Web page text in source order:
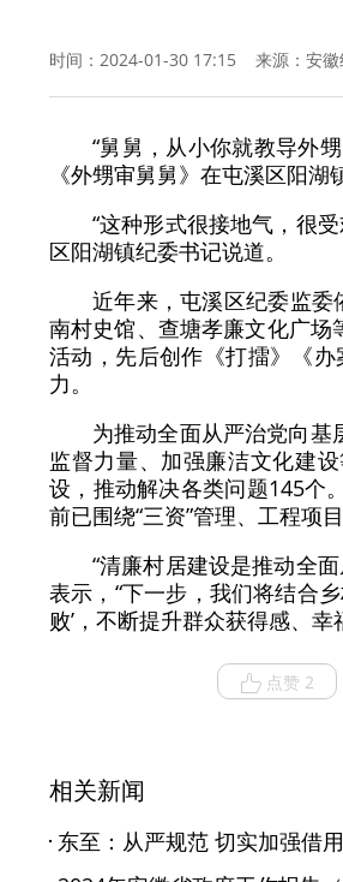
时间：2024-01-30 17:15 来源： 安
“舅舅，从小你就教导外
《外甥审舅舅》在屯溪区阳
“这种形式很接地气，很
区阳湖镇纪委书记说道。
近年来，屯溪区纪委监委
南村史馆、查塘孝廉文化广场
活动，先后创作《打擂》《
力。
为推动全面从严治党向基
监督力量、加强廉洁文化建
设，推动解决各类问题145个
前已围绕“三资”管理、工程项
“清廉村居建设是推动全
表示，“下一步，我们将结合
败’，不断提升群众获得感、幸
点赞 2
相关新闻
东至：从严规范 切实加强借